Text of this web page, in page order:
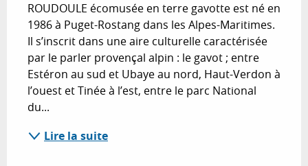
ROUDOULE écomusée en terre gavotte est né en
1986 à Puget-Rostang dans les Alpes-Maritimes.
Il s’inscrit dans une aire culturelle caractérisée
par le parler provençal alpin : le gavot ; entre
Estéron au sud et Ubaye au nord, Haut-Verdon à
l’ouest et Tinée à l’est, entre le parc National
du...
Lire la suite